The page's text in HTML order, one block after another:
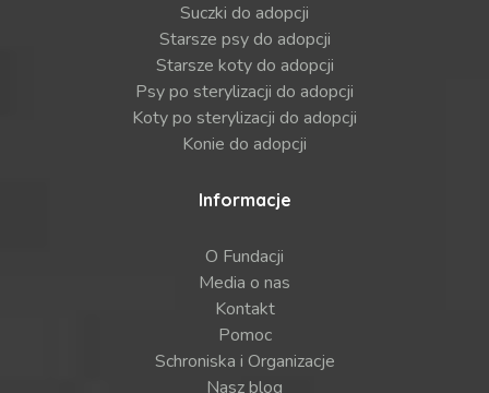
Suczki do adopcji
Starsze psy do adopcji
Starsze koty do adopcji
Psy po sterylizacji do adopcji
Koty po sterylizacji do adopcji
Konie do adopcji
Informacje
O Fundacji
Media o nas
Kontakt
Pomoc
Schroniska i Organizacje
Nasz blog